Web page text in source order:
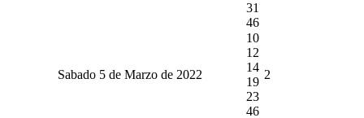
31
46
Sabado 5 de Marzo de 2022
10
12
14
19
23
46
2